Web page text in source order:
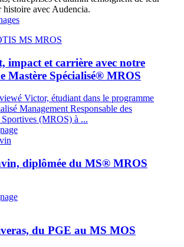
histoire avec Audencia.
impact et carrière avec notre
Mastère Spécialisé® MROS
Victor, étudiant dans le programme
Management Responsable des
(MROS) à ...
diplômée du MS® MROS
du PGE au MS MOS